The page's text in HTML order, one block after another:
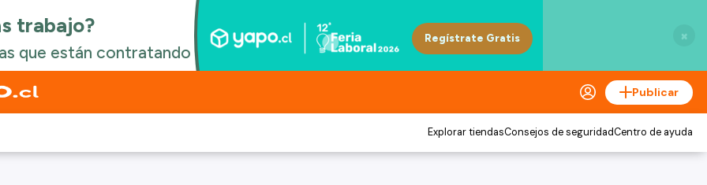
×
Publicar
Explorar tiendasConsejos de seguridadCentro de ayuda